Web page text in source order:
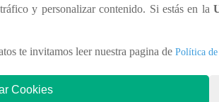
y personalizar contenido. Si estás en la
te invitamos leer nuestra pagina de Política
Cookies